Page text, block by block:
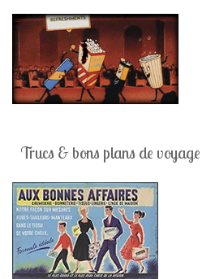
Trucs & bons plans de voyage